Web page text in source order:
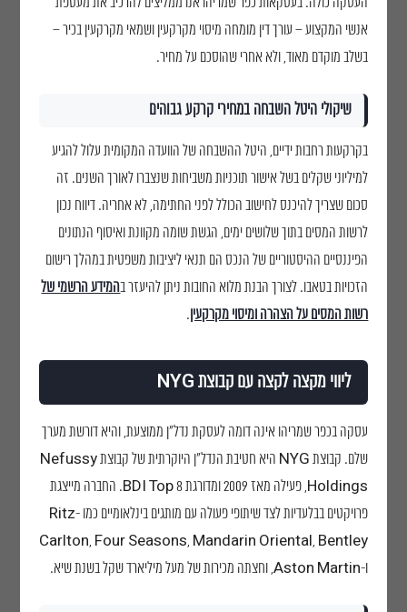
העסקה כולה. בעסקאות כפר שמריהו אנו ממליצים להרכיב את מעטפת
אנשי המקצוע – עורך דין מומחה מיסוי מקרקעין ושמאי מקרקעין בכיר –
בשלב מוקדם מאוד, ולא אחרי שהוסכם על מחיר.
שיקולי היטל השבחה במחירי קרקע גבוהים
בקרקעות רחבות ידיים, היטל ההשבחה של הוועדה המקומית עלול להגיע
למיליוני שקלים בשל אישור תוכניות משביחות שנצברו לאורך השנים. זה
סכום שצריך להיכנס לחישוב הכולל לפני החתימה, לא אחריה. דיווח נכון
לרשות המסים בתוך שלושים ימים, הגשת שומה מקוונת ואיסוף הנתונים
הפיננסיים ההיסטוריים של הנכס הם תנאי ליציבות משפטית במהלך רישום
הזכויות בטאבו. לצורך הבנת מלוא החובות ניתן להיעזר בהמידע הרשמי של
רשות המסים על הצהרה ומיסוי מקרקעין .
ליווי מקצה לקצה עם קבוצת NYG
עסקה בכפר שמריהו אינה דומה לעסקת נדל"ן ממוצעת, והיא דורשת מערך
שלם. קבוצת NYG היא חטיבת הנדל"ן היוקרתית של קבוצת Nefussy
Holdings, פעילה מאז 2009 ומדורגת BDI Top 8. החברה מייצגת
פרויקטים בבלעדיות לצד שיתופי פעולה עם מותגים בינלאומיים כמו Ritz-
Carlton, Four Seasons, Mandarin Oriental, Bentley
ו-Aston Martin, וחצתה מכירות של מעל מיליארד שקל בשנת שיא.